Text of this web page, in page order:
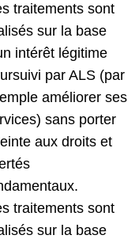
traitements sont
sur la base
intérêt légitime
par ALS (par
améliorer ses
sans porter
aux droits et
traitements sont
sur la base